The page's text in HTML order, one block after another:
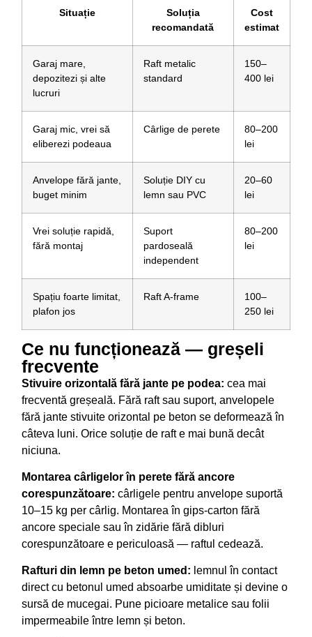
Situație
Soluția
recomandată
Cost
estimat
Garaj mare,
depozitezi și alte
lucruri
Raft metalic
standard
150–
400 lei
Garaj mic, vrei să
eliberezi podeaua
Cârlige de perete
80–200
lei
Anvelope fără jante,
buget minim
Soluție DIY cu
lemn sau PVC
20–60
lei
Vrei soluție rapidă,
fără montaj
Suport
pardoseală
independent
80–200
lei
Spațiu foarte limitat,
plafon jos
Raft A-frame
100–
250 lei
Ce nu funcționează — greșeli
frecvente
Stivuire orizontală fără jante pe podea: cea mai
frecventă greșeală. Fără raft sau suport, anvelopele
fără jante stivuite orizontal pe beton se deformează în
câteva luni. Orice soluție de raft e mai bună decât
niciuna.
Montarea cârligelor în perete fără ancore
corespunzătoare: cârligele pentru anvelope suportă
10–15 kg per cârlig. Montarea în gips-carton fără
ancore speciale sau în zidărie fără dibluri
corespunzătoare e periculoasă — raftul cedează.
Rafturi din lemn pe beton umed: lemnul în contact
direct cu betonul umed absoarbe umiditate și devine o
sursă de mucegai. Pune picioare metalice sau folii
impermeabile între lemn și beton.